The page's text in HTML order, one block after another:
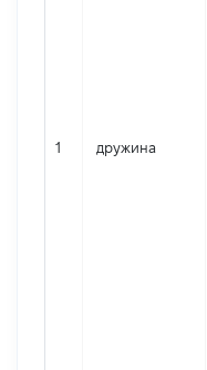
1 дружина